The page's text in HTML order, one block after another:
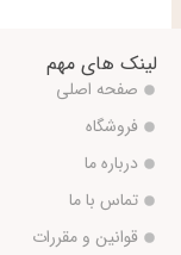
لینک های مهم
صفحه اصلی
فروشگاه
درباره ما
تماس با ما
قوانین و مقررات